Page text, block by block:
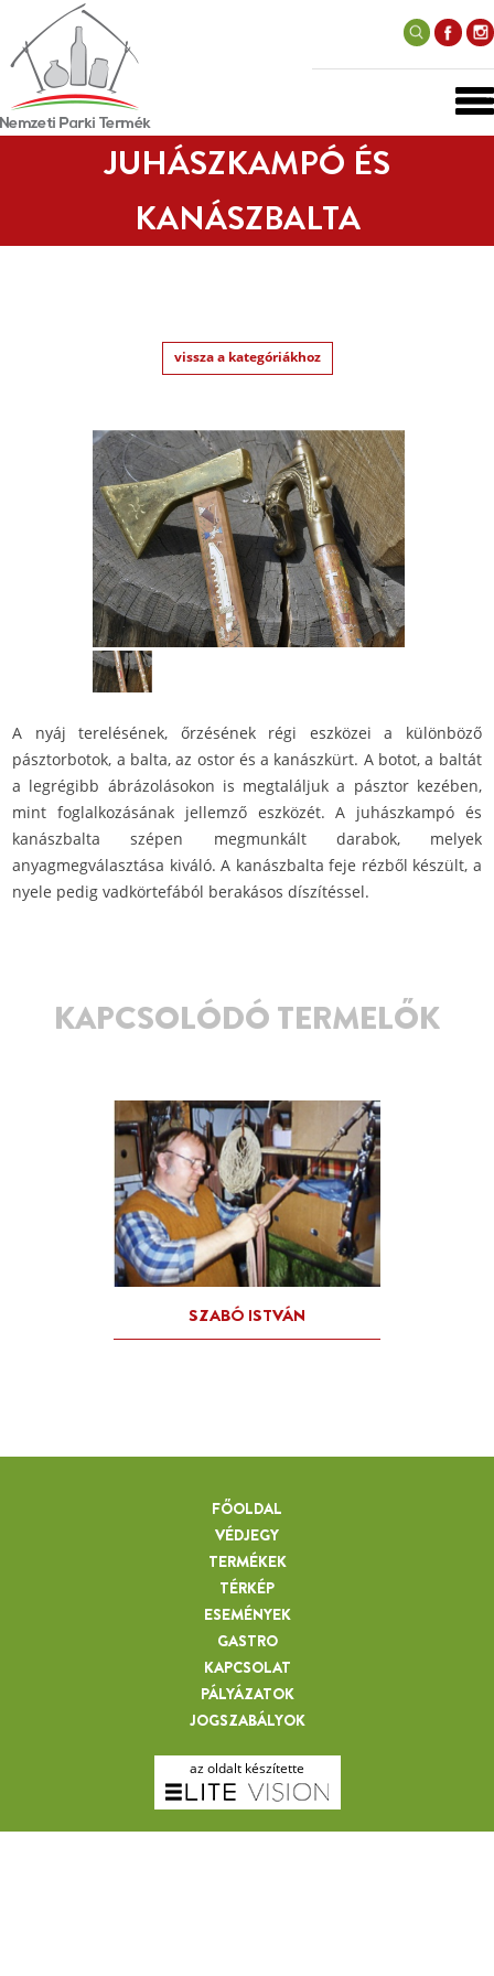
JUHÁSZKAMPÓ ÉS
KANÁSZBALTA
vissza a kategóriákhoz
A nyáj terelésének, őrzésének régi eszközei a különböző
pásztorbotok, a balta, az ostor és a kanászkürt. A botot, a baltát
a legrégibb ábrázolásokon is megtaláljuk a pásztor kezében,
mint foglalkozásának jellemző eszközét. A juhászkampó és
kanászbalta szépen megmunkált darabok, melyek
anyagmegválasztása kiváló. A kanászbalta feje rézből készült, a
nyele pedig vadkörtefából berakásos díszítéssel.
KAPCSOLÓDÓ TERMELŐK
FŐOLDAL
VÉDJEGY
TERMÉKEK
TÉRKÉP
ESEMÉNYEK
GASTRO
KAPCSOLAT
PÁLYÁZATOK
JOGSZABÁLYOK
az oldalt készítette